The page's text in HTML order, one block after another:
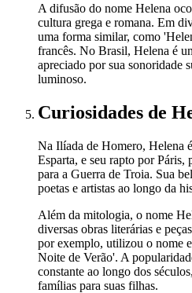
A difusão do nome Helena
cultura grega e romana. Em
uma forma similar, como
francês. No Brasil, Helena é
apreciado por sua sonoridade
luminoso.
Curiosidades de
Na Ilíada de Homero, Helena
Esparta, e seu rapto por
para a Guerra de Troia. Sua
poetas e artistas ao longo da
Além da mitologia, o nome
diversas obras literárias e
por exemplo, utilizou o nome
Noite de Verão'. A
constante ao longo dos
famílias para suas filhas.